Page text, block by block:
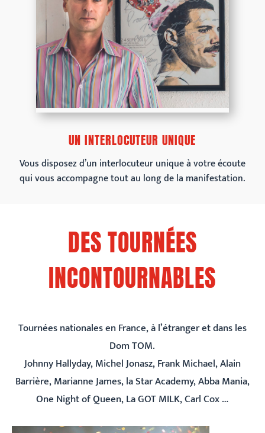
UN INTERLOCUTEUR UNIQUE
Vous disposez d’un interlocuteur unique à votre écoute
qui vous accompagne tout au long de la manifestation.
DES TOURNÉES
INCONTOURNABLES
Tournées nationales en France, à l’étranger et dans les
Dom TOM.
Johnny Hallyday, Michel Jonasz, Frank Michael, Alain
Barrière, Marianne James, la Star Academy, Abba Mania,
One Night of Queen, La GOT MILK, Carl Cox …